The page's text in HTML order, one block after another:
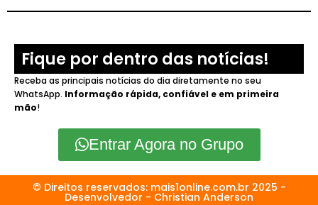
Fique por dentro das notícias!
Receba as principais notícias do dia diretamente no seu
WhatsApp. Informação rápida, confiável e em primeira
mão!
Entrar Agora no Grupo
© Direitos reservados: mais1online.com.br 2025 -
Desenvolvedor - Christian Anderson